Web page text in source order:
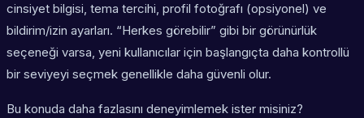
cinsiyet bilgisi, tema tercihi, profil fotoğrafı (opsiyonel) ve
bildirim/izin ayarları. “Herkes görebilir” gibi bir görünürlük
seçeneği varsa, yeni kullanıcılar için başlangıçta daha kontrollü
bir seviyeyi seçmek genellikle daha güvenli olur.
Bu konuda daha fazlasını deneyimlemek ister misiniz?